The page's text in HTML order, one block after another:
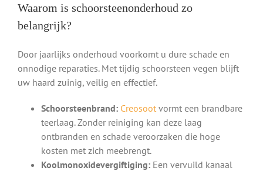
Waarom is schoorsteenonderhoud zo
belangrijk?
Door jaarlijks onderhoud voorkomt u dure schade en
onnodige reparaties. Met tijdig schoorsteen vegen blijft
uw haard zuinig, veilig en effectief.
Schoorsteenbrand: Creosootvormt een brandbare
teerlaag. Zonder reiniging kan deze laag
ontbranden en schade veroorzaken die hoge
kosten met zich meebrengt.
Koolmonoxidevergiftiging:Een vervuild kanaal